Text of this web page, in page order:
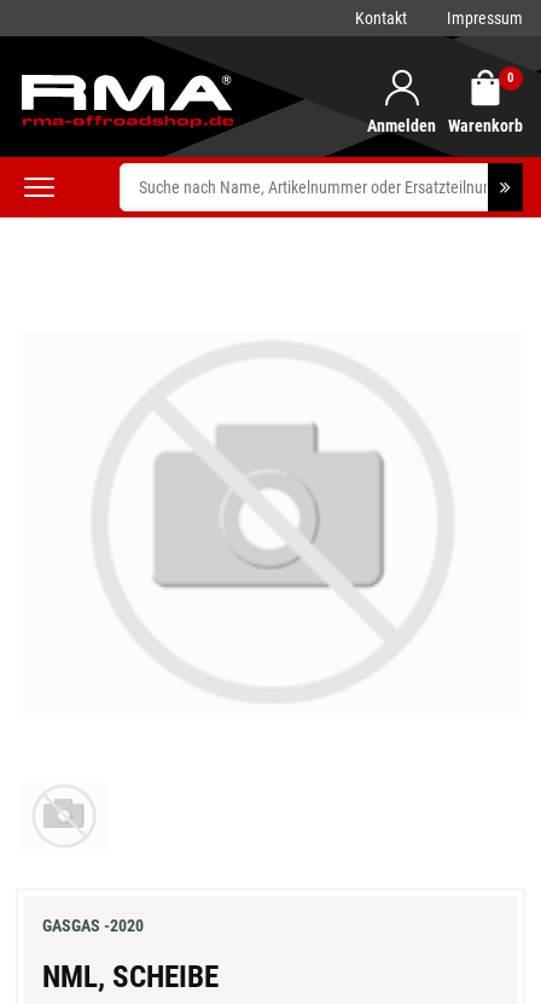
Kontakt Impressum
Anmelden
0
Warenkorb
GASGAS -2020
NML, SCHEIBE